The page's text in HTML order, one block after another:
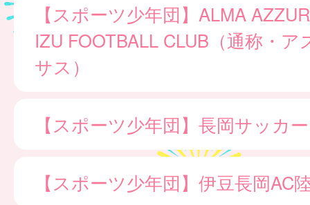
【スポーツ少年団】ALMA
IZU FOOTBALL CLUB（通称・
サス）
【スポーツ少年団】長岡サッカー
【スポーツ少年団】伊豆長岡AC